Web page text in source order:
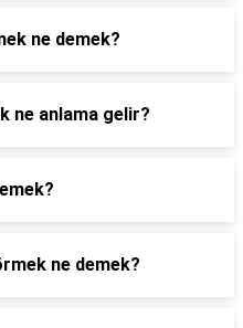
ne demek?
ne anlama gelir?
ne demek?